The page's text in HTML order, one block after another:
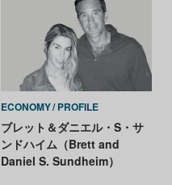
ECONOMY PROFILE
ブレット＆ダニエル・S・サ
ンドハイム（Brett and
Daniel S. Sundheim）